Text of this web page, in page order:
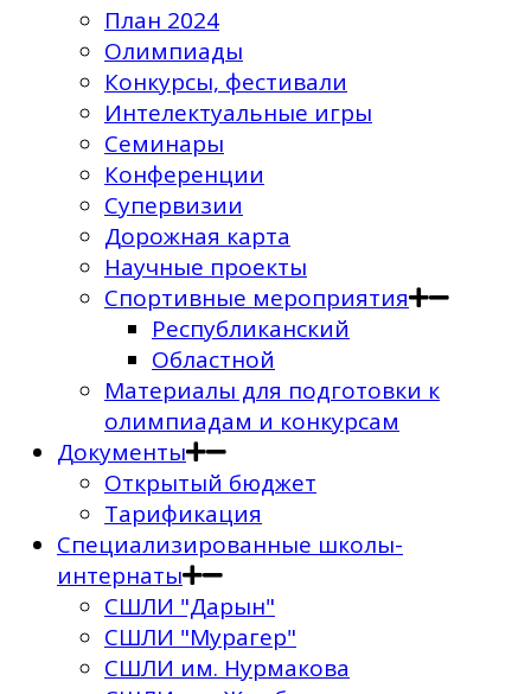
План 2024
Олимпиады
Конкурсы, фестивали
Интелектуальные игры
Семинары
Конференции
Супервизии
Дорожная карта
Научные проекты
Спортивные мероприятия
Республиканский
Областной
Материалы для подготовки к
олимпиадам и конкурсам
Документы
Открытый бюджет
Тарификация
Специализированные школы-
интернаты
СШЛИ "Дарын"
СШЛИ "Мурагер"
СШЛИ им. Нурмакова